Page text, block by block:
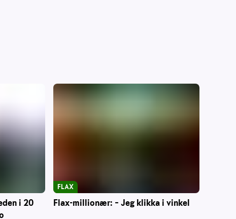
i 20
Flax-millionær: – Jeg klikka i vinkel
FLAX